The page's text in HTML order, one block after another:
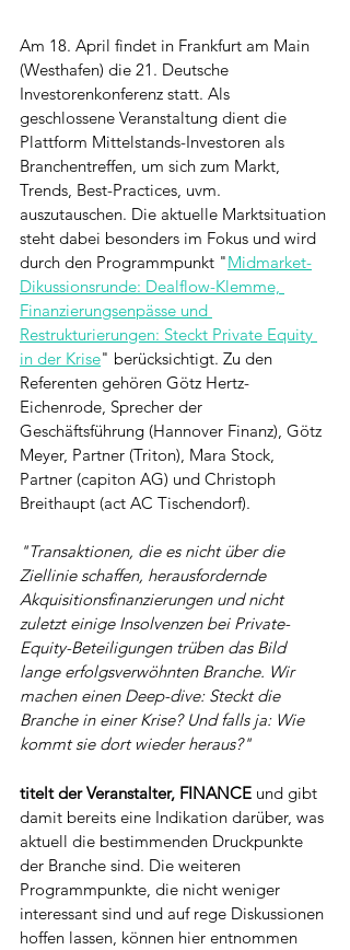
Am 18. April findet in Frankfurt am Main
(Westhafen) die 21. Deutsche
Investorenkonferenz statt. Als
geschlossene Veranstaltung dient die
Plattform Mittelstands-Investoren als
Branchentreffen, um sich zum Markt,
Trends, Best-Practices, uvm.
auszutauschen. Die aktuelle Marktsituation
steht dabei besonders im Fokus und wird
durch den Programmpunkt "Midmarket-
Dikussionsrunde: Dealflow-Klemme,
Finanzierungsenpässe und
Restrukturierungen: Steckt Private Equity
in der Krise" berücksichtigt. Zu den
Referenten gehören Götz Hertz-
Eichenrode, Sprecher der
Geschäftsführung (Hannover Finanz), Götz
Meyer, Partner (Triton), Mara Stock,
Partner (capiton AG) und Christoph
Breithaupt (act AC Tischendorf).
"Transaktionen, die es nicht über die
Ziellinie schaffen, herausfordernde
Akquisitionsfinanzierungen und nicht
zuletzt einige Insolvenzen bei Private-
Equity-Beteiligungen trüben das Bild
lange erfolgsverwöhnten Branche. Wir
machen einen Deep-dive: Steckt die
Branche in einer Krise? Und falls ja: Wie
kommt sie dort wieder heraus?"
titelt der Veranstalter, FINANCE und gibt
damit bereits eine Indikation darüber, was
aktuell die bestimmenden Druckpunkte
der Branche sind. Die weiteren
Programmpunkte, die nicht weniger
interessant sind und auf rege Diskussionen
hoffen lassen, können hier entnommen